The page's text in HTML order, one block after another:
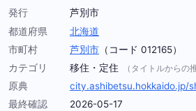
発行
芦別市
都道府県
北海道
市町村
芦別市 （コード 012165）
カテゴリ
移住・定住 （タイトルからの
原典
city.ashibetsu.hokkaido.jp/
最終確認
2026-05-17